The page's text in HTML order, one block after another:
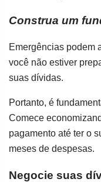
Construa um
Emergências podem
você não estiver
suas dívidas.
Portanto, é
Comece
pagamento até ter o
meses de despesas.
Negocie suas